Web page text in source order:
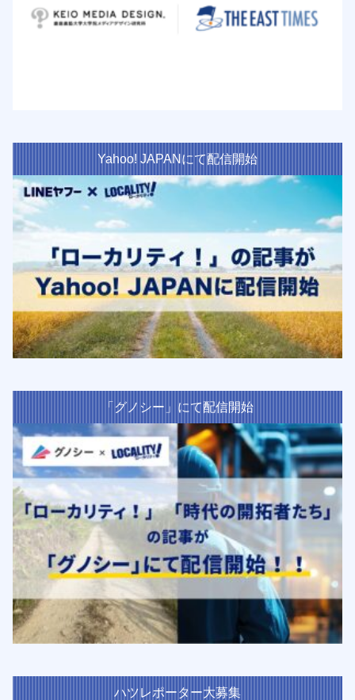
Yahoo! JAPANにて配信開始
「グノシー」にて配信開始
ハツレポーター大募集